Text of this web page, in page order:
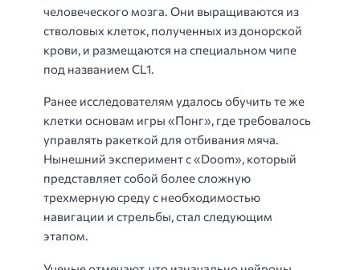
человеческого мозга. Они выращиваются из
стволовых клеток, полученных из донорской
крови, и размещаются на специальном чипе
под названием CL1.
Ранее исследователям удалось обучить те же
клетки основам игры «Понг», где требовалось
управлять ракеткой для отбивания мяча.
Нынешний эксперимент с «Doom», который
представляет собой более сложную
трехмерную среду с необходимостью
навигации и стрельбы, стал следующим
этапом.